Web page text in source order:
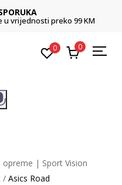
u vrijednosti preko 99 KM
0 0
opreme | Sport Vision
Asics Road